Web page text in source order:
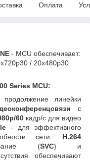
Оплата
- MCU обеспечивает:
/ 20x480p30
Series MCU:
линейки
с
60кадр/с для видео
- для эффективного
сети. H.264
(SVC) и
обеспечивают